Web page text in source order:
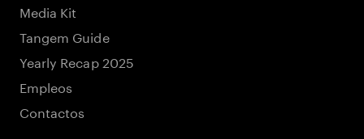
Media Kit
Tangem Guide
Yearly Recap 2025
Empleos
Contactos